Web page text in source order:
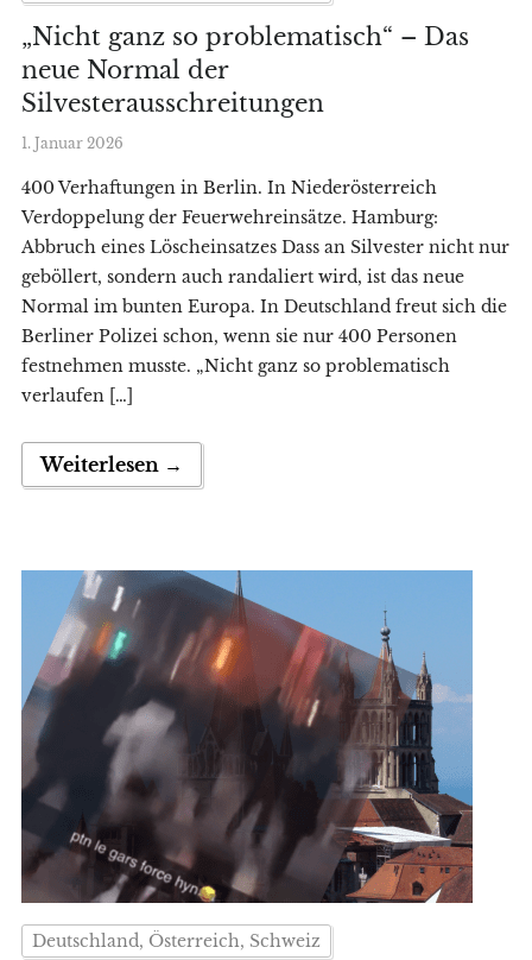
„Nicht ganz so problematisch“ – Das
neue Normal der
Silvesterausschreitungen
1. Januar 2026
400 Verhaftungen in Berlin. In Niederösterreich
Verdoppelung der Feuerwehreinsätze. Hamburg:
Abbruch eines Löscheinsatzes Dass an Silvester nicht nur
geböllert, sondern auch randaliert wird, ist das neue
Normal im bunten Europa. In Deutschland freut sich die
Berliner Polizei schon, wenn sie nur 400 Personen
festnehmen musste. „Nicht ganz so problematisch
verlaufen […]
Weiterlesen →
Deutschland, Österreich, Schweiz